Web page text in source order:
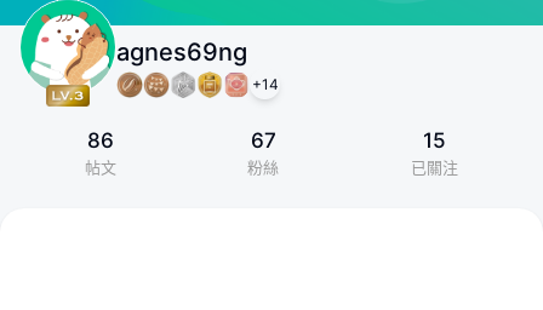
agnes69ng
+14
86
帖文
67
粉絲
15
已關注